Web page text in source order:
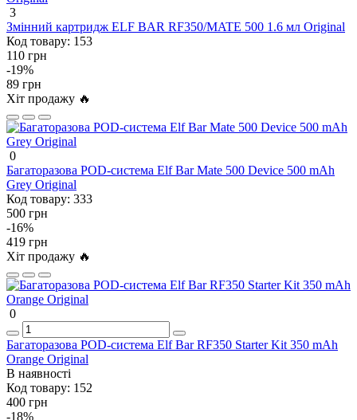
3
Змінний картридж ELF BAR RF350/MATE 500 1.6 мл Original
Код товару: 153
110 грн
-19%
89 грн
Хіт продажу 🔥
0
Багаторазова POD-система Elf Bar Mate 500 Device 500 mAh
Grey Original
Код товару: 333
500 грн
-16%
419 грн
Хіт продажу 🔥
0
Багаторазова POD-система Elf Bar RF350 Starter Kit 350 mAh
Orange Original
В наявності
Код товару: 152
400 грн
-18%